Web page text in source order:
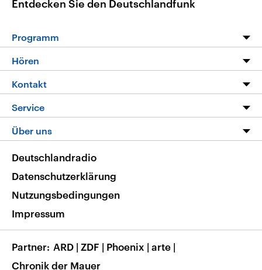
Entdecken Sie den Deutschlandfunk
Programm
Programm
Die Nachrichten
Nachrichtenleicht
Neue Beiträge auf dlf.de
Hören
Livestream
Podcasts
Deutschlandfunk App
Nachrichten App
Frequenzen
Kontakt
Hörerservice
Service
FAQ
Veranstaltungen
Musikliste
RSS
Über uns
Barrierefreiheit
Deutschlandradio
Datenschutzerklärung
Nutzungsbedingungen
Impressum
Partner ARD | ZDF | Phoenix | arte |
Chronik der Mauer